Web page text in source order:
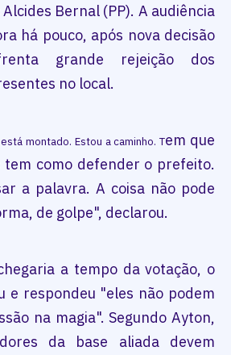
Bernal (PP). A audiência
há pouco, após nova decisão
grande rejeição dos
no local.
montado. Estou a caminho. Tem que
como defender o prefeito.
a palavra. A coisa não pode
de golpe", declarou.
a tempo da votação, o
e respondeu "eles não podem
na magia". Segundo Ayton,
da base aliada devem